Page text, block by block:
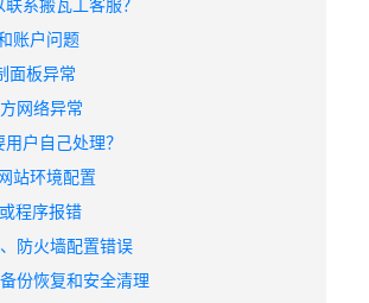
系搬瓦工客服？
账户问题
面板异常
网络异常
户自己处理？
站环境配置
程序报错
防火墙配置错误
份恢复和安全清理